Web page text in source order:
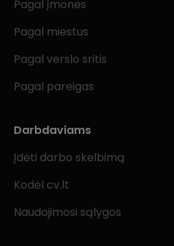
Pagal įmones
Pagal miestus
Pagal verslo sritis
Pagal pareigas
Darbdaviams
Įdėti darbo skelbimą
Kodėl cv.lt
Naudojimosi sąlygos